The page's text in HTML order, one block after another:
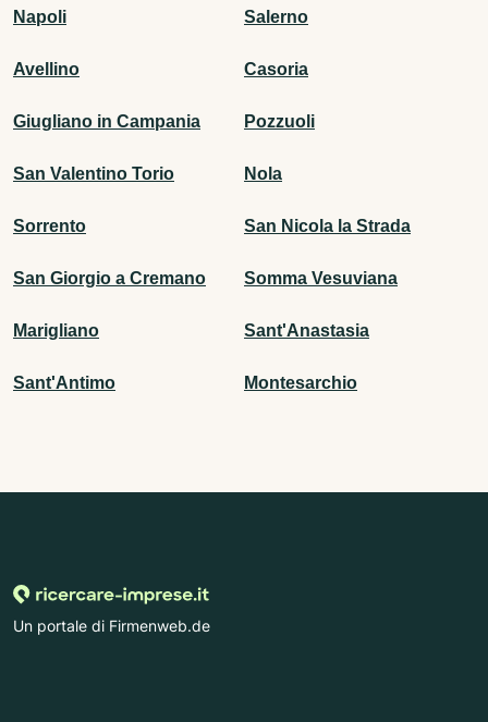
Napoli Salerno
Avellino Casoria
Giugliano in Campania Pozzuoli
San Valentino Torio Nola
Sorrento San Nicola la Strada
San Giorgio a Cremano Somma Vesuviana
Marigliano Sant'Anastasia
Sant'Antimo Montesarchio
Un portale di Firmenweb.de